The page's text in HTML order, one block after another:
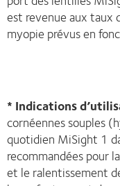
est revenue aux taux
myopie prévus en
* Indications
cornéennes souples
quotidien MiSight 1
recommandées pour
et le ralentissement